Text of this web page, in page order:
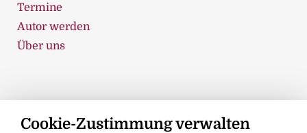
Cookie-Zustimmung verwalten
Termine
Autor werden
Über uns